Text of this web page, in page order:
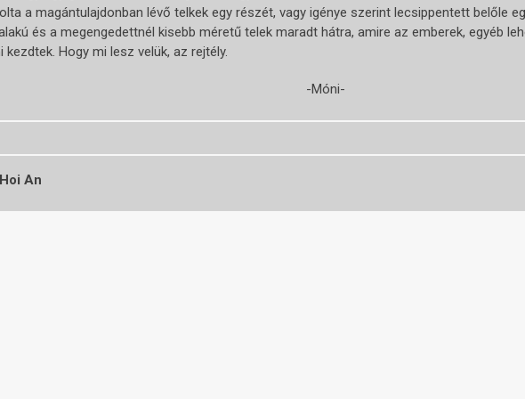
a magántulajdonban lévő telkek egy részét, vagy igénye szerint lecsippentett belőle
és a megengedettnél kisebb méretű telek maradt hátra, amire az emberek, egyéb
kezdtek. Hogy mi lesz velük, az rejtély.
-Móni-
An